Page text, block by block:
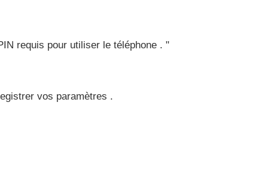
requis pour utiliser le téléphone . "
vos paramètres .